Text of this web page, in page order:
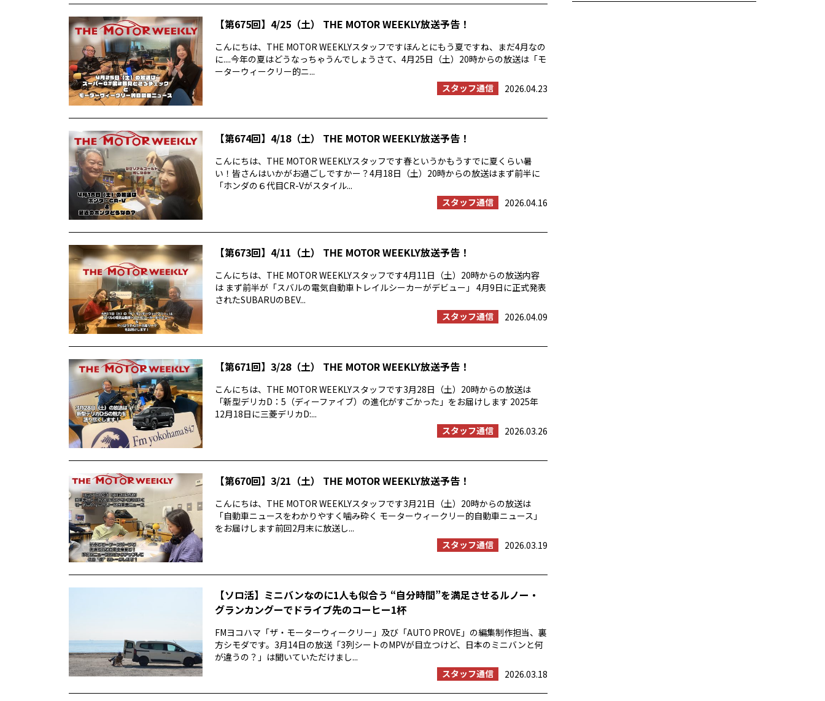
【第675回】4/25（土） THE MOTOR WEEKLY放送予告！
こんにちは、THE MOTOR WEEKLYスタッフですほんとにもう夏ですね、まだ4月なの
に....今年の夏はどうなっちゃうんでしょうさて、4月25日（土）20時からの放送は「モ
ーターウィークリー的ニ...
スタッフ通信
2026.04.23
【第674回】4/18（土） THE MOTOR WEEKLY放送予告！
こんにちは、THE MOTOR WEEKLYスタッフです春というかもうすでに夏くらい暑
い！皆さんはいかがお過ごしですかー？4月18日（土）20時からの放送はまず前半に
「ホンダの６代目CR-Vがスタイル...
スタッフ通信
2026.04.16
【第673回】4/11（土） THE MOTOR WEEKLY放送予告！
こんにちは、THE MOTOR WEEKLYスタッフです4月11日（土）20時からの放送内容
は まず前半が「スバルの電気自動車トレイルシーカーがデビュー」 4月9日に正式発表
されたSUBARUのBEV...
スタッフ通信
2026.04.09
【第671回】3/28（土） THE MOTOR WEEKLY放送予告！
こんにちは、THE MOTOR WEEKLYスタッフです3月28日（土）20時からの放送は
「新型デリカD：5（ディーファイブ）の進化がすごかった」をお届けします 2025年
12月18日に三菱デリカD:...
スタッフ通信
2026.03.26
【第670回】3/21（土） THE MOTOR WEEKLY放送予告！
こんにちは、THE MOTOR WEEKLYスタッフです3月21日（土）20時からの放送は
「自動車ニュースをわかりやすく噛み砕く モーターウィークリー的自動車ニュース」
をお届けします前回2月末に放送し...
スタッフ通信
2026.03.19
【ソロ活】ミニバンなのに1人も似合う “自分時間”を満足させるルノー・
グランカングーでドライブ先のコーヒー1杯
FMヨコハマ「ザ・モーターウィークリー」及び「AUTO PROVE」の編集制作担当、裏
方シモダです。3月14日の放送「3列シートのMPVが目立つけど、日本のミニバンと何
が違うの？」は聞いていただけまし...
スタッフ通信
2026.03.18